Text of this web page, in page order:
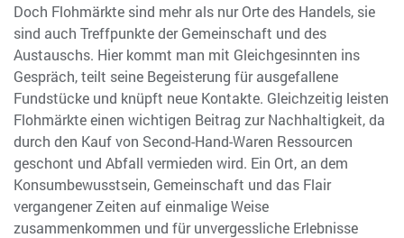
Doch Flohmärkte sind mehr als nur Orte des Handels, sie
sind auch Treffpunkte der Gemeinschaft und des
Austauschs. Hier kommt man mit Gleichgesinnten ins
Gespräch, teilt seine Begeisterung für ausgefallene
Fundstücke und knüpft neue Kontakte. Gleichzeitig leisten
Flohmärkte einen wichtigen Beitrag zur Nachhaltigkeit, da
durch den Kauf von Second-Hand-Waren Ressourcen
geschont und Abfall vermieden wird. Ein Ort, an dem
Konsumbewusstsein, Gemeinschaft und das Flair
vergangener Zeiten auf einmalige Weise
zusammenkommen und für unvergessliche Erlebnisse